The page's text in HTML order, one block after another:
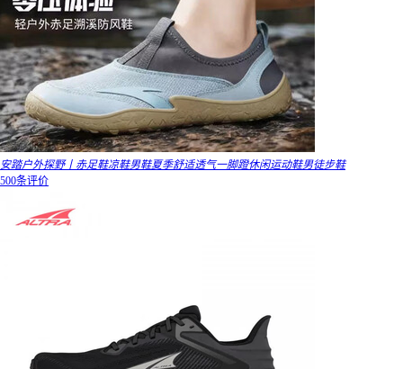
安踏户外探野丨赤足鞋凉鞋男鞋夏季舒适透气一脚蹬休闲运动鞋男徒步鞋
500条评价